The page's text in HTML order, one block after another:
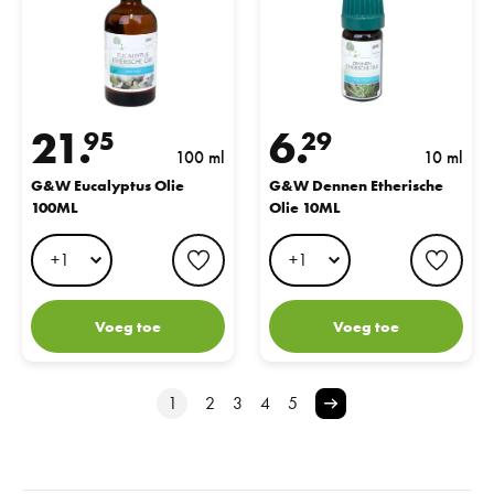
21.
95 100 ml
G&W Eucalyptus Olie
100ML
favorite button
Voeg toe
6.29 10 ml
G&W Dennen Etherische
Olie 10ML
Voeg toe
1 2 3 4 5